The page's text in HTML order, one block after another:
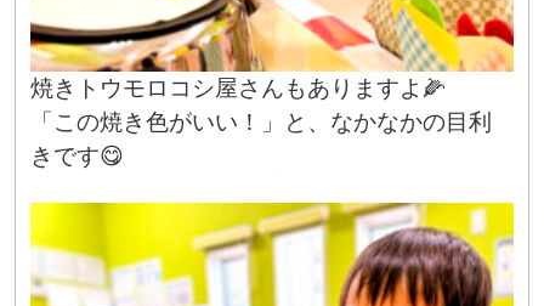
焼きトウモロコシ屋さんもありますよ🌽
「この焼き色がいい！」と、なかなかの目利
きです😋